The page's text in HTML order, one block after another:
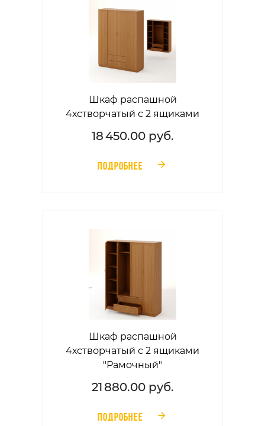
Шкаф распашной
4хстворчатый с 2 ящиками
18 450.00 руб.
ПОДРОБНЕЕ 󰁔
Шкаф распашной
4хстворчатый с 2 ящиками
"Рамочный"
21 880.00 руб.
ПОДРОБНЕЕ 󰁔